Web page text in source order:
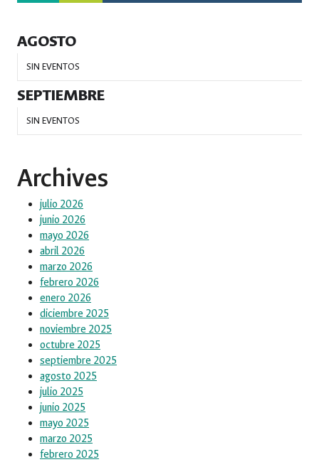
AGOSTO
SIN EVENTOS
SEPTIEMBRE
SIN EVENTOS
Archives
julio 2026
junio 2026
mayo 2026
abril 2026
marzo 2026
febrero 2026
enero 2026
diciembre 2025
noviembre 2025
octubre 2025
septiembre 2025
agosto 2025
julio 2025
junio 2025
mayo 2025
marzo 2025
febrero 2025